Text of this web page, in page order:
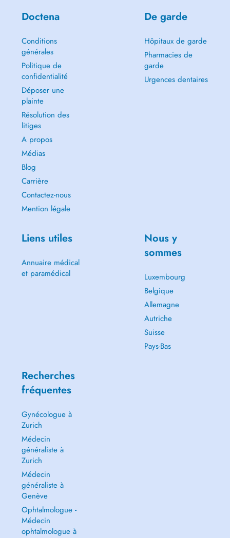
Doctena
Conditions
générales
Politique de
confidentialité
Déposer une
plainte
Résolution des
litiges
A propos
Médias
Blog
Carrière
Contactez-nous
Mention légale
De garde
Hôpitaux de garde
Pharmacies de
garde
Urgences dentaires
Liens utiles
Annuaire médical
et paramédical
Nous y
sommes
Luxembourg
Belgique
Allemagne
Autriche
Suisse
Pays-Bas
Recherches
fréquentes
Gynécologue à
Zurich
Médecin
généraliste à
Zurich
Médecin
généraliste à
Genève
Ophtalmologue -
Médecin
ophtalmologue à